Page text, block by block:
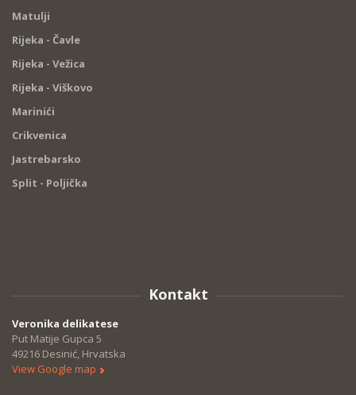
Matulji
Rijeka - Čavle
Rijeka - Vežica
Rijeka - Viškovo
Marinići
Crikvenica
Jastrebarsko
Split - Poljička
Kontakt
Veronika delikatese
Put Matije Gupca 5
49216 Desinić, Hrvatska
View Google map